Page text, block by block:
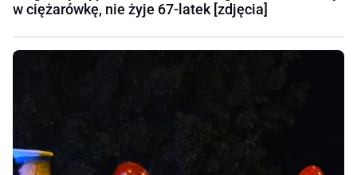
w ciężarówkę, nie żyje 67-latek [zdjęcia]